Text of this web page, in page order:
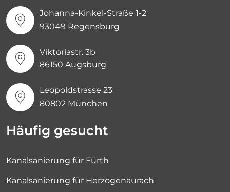
Johanna-Kinkel-Straße 1-2
93049 Regensburg
Viktoriastr. 3b
86150 Augsburg
Leopoldstrasse 23
80802 München
Häufig gesucht
Kanalsanierung für Fürth
Kanalsanierung für Herzogenaurach